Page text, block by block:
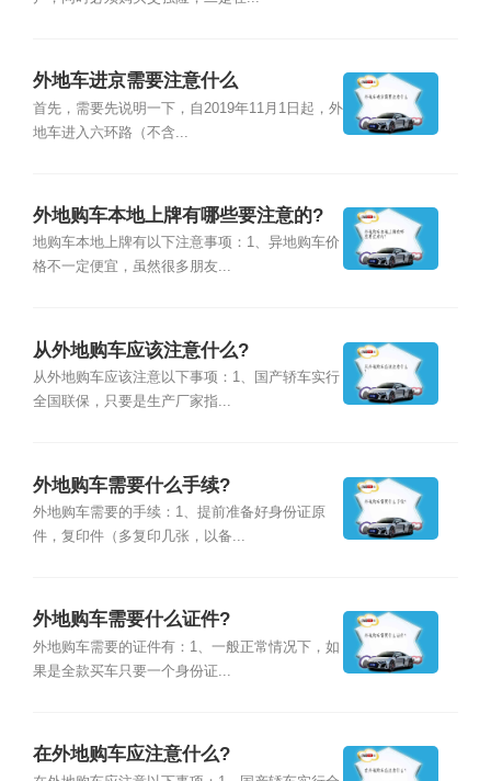
外地车进京需要注意什么
首先，需要先说明一下，自2019年11月1日起，外
地车进入六环路（不含...
外地购车本地上牌有哪些要注意的?
地购车本地上牌有以下注意事项：1、异地购车价
格不一定便宜，虽然很多朋友...
从外地购车应该注意什么?
从外地购车应该注意以下事项：1、国产轿车实行
全国联保，只要是生产厂家指...
外地购车需要什么手续?
外地购车需要的手续：1、提前准备好身份证原
件，复印件（多复印几张，以备...
外地购车需要什么证件?
外地购车需要的证件有：1、一般正常情况下，如
果是全款买车只要一个身份证...
在外地购车应注意什么?